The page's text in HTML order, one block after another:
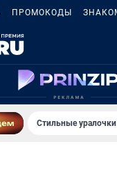
ПРОМОКОДЫ
Стильные